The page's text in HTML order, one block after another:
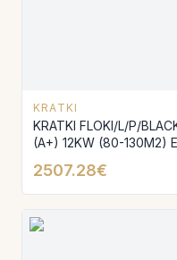
KRATKI
KRATKI FLOKI/L/P/
(A+) 12KW (80-
2507.28€